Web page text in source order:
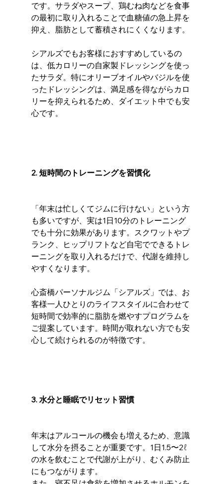
です。サラダやスープ、鶏むね肉などを食事
の最初に取り入れることで血糖値の急上昇を
抑え、脂肪として蓄積されにくくなります。
シアルズでもお客様におすすめしているの
は、低カロリーの自家製ドレッシングを使っ
たサラダ。特にオリーブオイルやバジルを使
ったドレッシングは、満足感を得ながらカロ
リーを抑えられるため、ダイエット中でも安
心です。
2. 短時間のトレーニングを習慣化
「年末は忙しくてジムに行けない」という方
も多いですが、実は1日10分のトレーニング
でも十分に効果があります。スクワットやプ
ランク、ヒップリフトなど自宅でできるトレ
ーニングを取り入れるだけで、代謝を維持し
やすくなります。
心斎橋パーソナルジム「シアルズ」では、お
客様一人ひとりのライフスタイルに合わせて
短時間で効率的に脂肪を燃やすプログラムを
ご提案しています。時間が取れない方でも安
心して続けられるのが特徴です。
3. 水分と睡眠でリセット習慣
年末はアルコールの機会も増えるため、意識
して水分を摂ることが重要です。1日1.5〜2ℓ
の水を飲むことで代謝が上がり、むくみ防止
にもつながります。